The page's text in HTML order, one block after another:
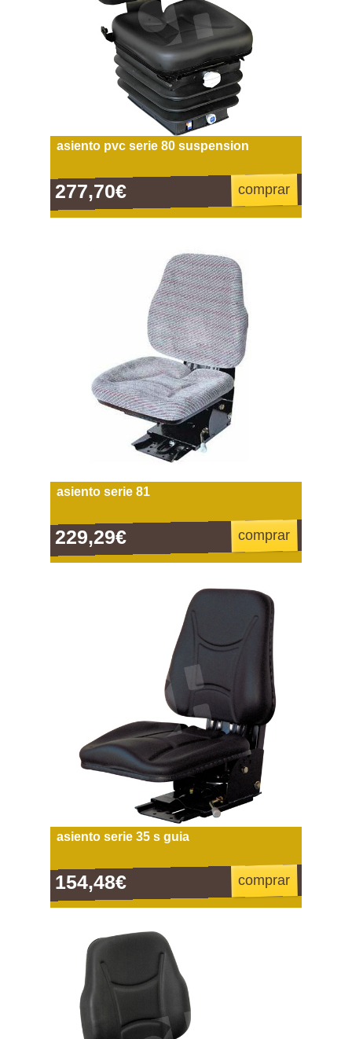
asiento pvc serie 80 suspension
277,70€ comprar
asiento serie 81
229,29€ comprar
asiento serie 35 s guia
154,48€ comprar